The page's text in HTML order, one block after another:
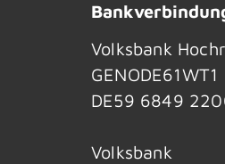
Volksbank
GENODE61WT1
DE59 6849
Volksbank